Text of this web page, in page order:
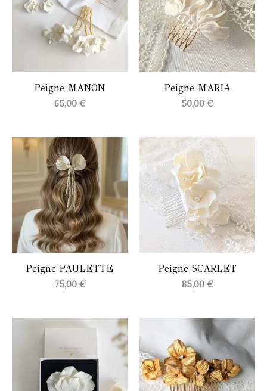
Peigne MANON
65,00 €
Peigne MARIA
50,00 €
Peigne PAULETTE
75,00 €
Peigne SCARLET
85,00 €